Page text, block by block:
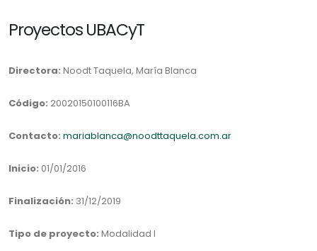
Proyectos UBACyT
Directora: Noodt Taquela, María Blanca
Código: 20020150100116BA
Contacto: mariablanca@noodttaquela.com.ar
Inicio: 01/01/2016
Finalización: 31/12/2019
Tipo de proyecto: Modalidad I